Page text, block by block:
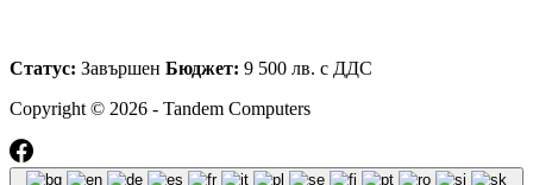
Статус: Завършен Бюджет: 9 500 лв. с ДДС
Copyright © 2026 - Tandem Computers